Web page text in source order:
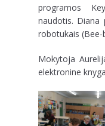
programos
naudotis. Diana
robotukais
Mokytoja
elektronine